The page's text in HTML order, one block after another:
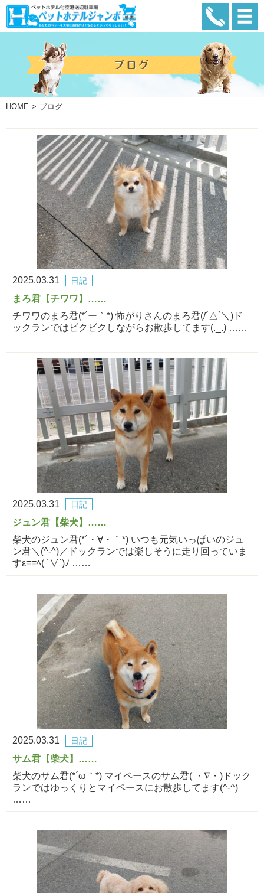
HOME ブログ
2025.03.31 日記
まろ君【チワワ】……
チワワのまろ君(*´ー｀*) 怖がりさんのまろ君(/´△`＼)ド
ックランではビクビクしながらお散歩してます(._.) ……
2025.03.31 日記
ジュン君【柴犬】……
柴犬のジュン君(*´・∀・｀*) いつも元気いっぱいのジュ
ン君＼(^-^)／ドックランでは楽しそうに走り回っていま
すε≡≡ﾍ( ´∀`)ﾉ ……
2025.03.31 日記
サム君【柴犬】……
柴犬のサム君(*´ω｀*) マイペースのサム君( ・∇・)ドック
ランではゆっくりとマイペースにお散歩してます(^-^)
……